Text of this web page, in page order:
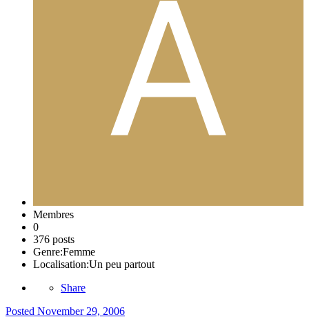
Membres
0
376 posts
Genre:Femme
Localisation:Un peu partout
Share
Posted November 29, 2006